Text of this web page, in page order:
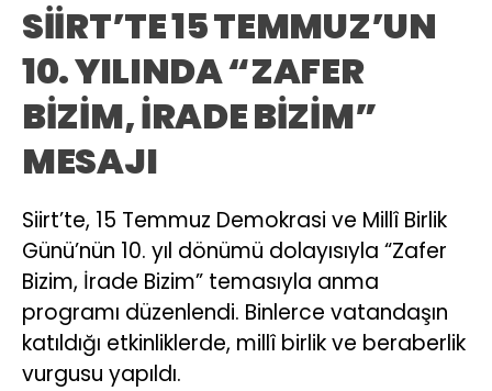
SİİRT’TE 15 TEMMUZ’UN
10. YILINDA “ZAFER
BİZİM, İRADE BİZİM”
MESAJI
Siirt’te, 15 Temmuz Demokrasi ve Millî Birlik
Günü’nün 10. yıl dönümü dolayısıyla “Zafer
Bizim, İrade Bizim” temasıyla anma
programı düzenlendi. Binlerce vatandaşın
katıldığı etkinliklerde, millî birlik ve beraberlik
vurgusu yapıldı.